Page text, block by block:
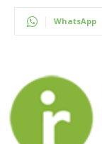
WhatsApp